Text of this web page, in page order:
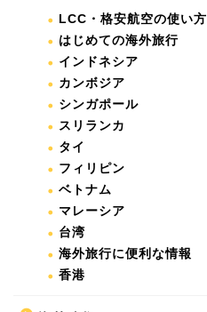
LCC・格安航空の使い方
はじめての海外旅行
インドネシア
カンボジア
シンガポール
スリランカ
タイ
フィリピン
ベトナム
マレーシア
台湾
海外旅行に便利な情報
香港